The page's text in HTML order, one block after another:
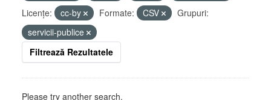
Licenţe:
cc-by Formate: CSV
Grupuri:
servicii-publice
Filtrează Rezultatele
Please try another search.